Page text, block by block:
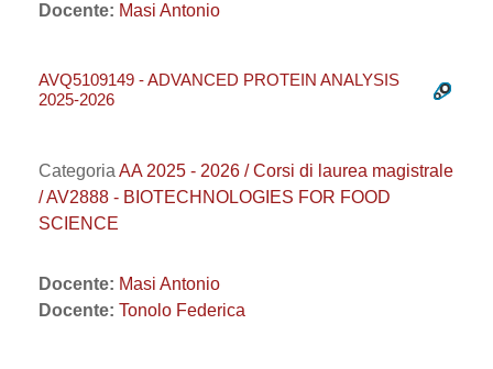
Docente: Masi Antonio
AVQ5109149 - ADVANCED PROTEIN ANALYSIS
2025-2026
Categoria AA 2025 - 2026 / Corsi di laurea magistrale
/ AV2888 - BIOTECHNOLOGIES FOR FOOD
SCIENCE
Docente: Masi Antonio
Docente: Tonolo Federica